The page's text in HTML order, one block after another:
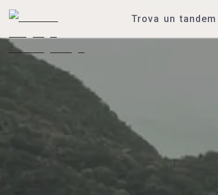
Trova un tandem